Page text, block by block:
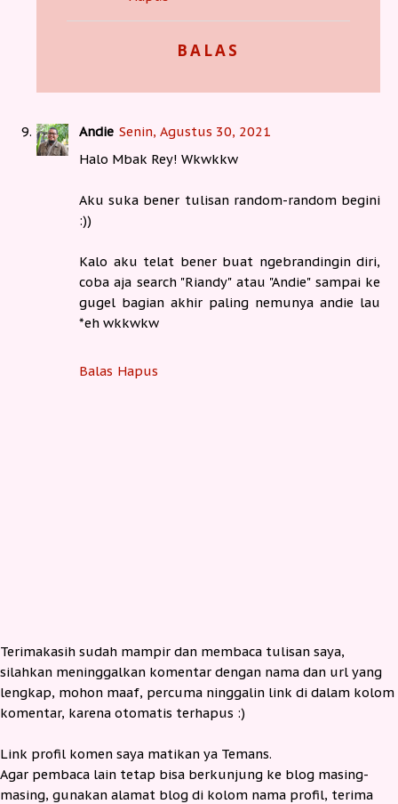
BALAS
Andie Senin, Agustus 30, 2021
Halo Mbak Rey! Wkwkkw
Aku suka bener tulisan random-random begini
:))
Kalo aku telat bener buat ngebrandingin diri,
coba aja search "Riandy" atau "Andie" sampai ke
gugel bagian akhir paling nemunya andie lau
*eh wkkwkw
Balas Hapus
Terimakasih sudah mampir dan membaca tulisan saya,
silahkan meninggalkan komentar dengan nama dan url yang
lengkap, mohon maaf, percuma ninggalin link di dalam kolom
komentar, karena otomatis terhapus :)
Link profil komen saya matikan ya Temans.
Agar pembaca lain tetap bisa berkunjung ke blog masing-
masing, gunakan alamat blog di kolom nama profil, terima